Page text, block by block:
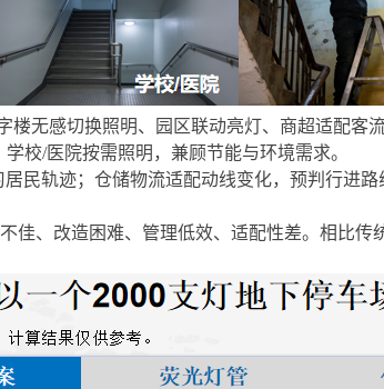
楼无感切换照明、园区联动亮灯、商超适配客
学校/医院按需照明，兼顾节能与环境需求。
居民轨迹；仓储物流适配动线变化，预判行进路
佳、改造困难、管理低效、适配性差。 相比传